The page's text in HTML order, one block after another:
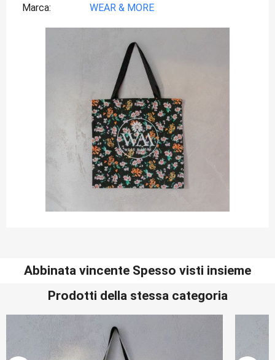
Marca
WEAR & MORE
Abbinata vincente Spesso visti insieme
Prodotti della stessa categoria